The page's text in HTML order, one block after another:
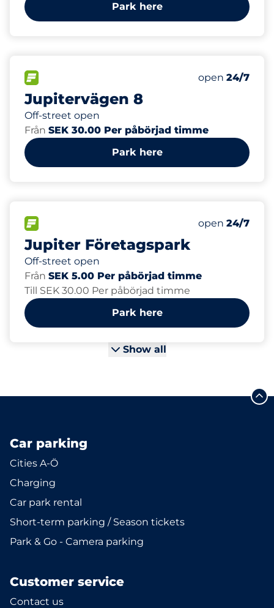
Park here
Jupitervägen 8
Off-street open
Number of
Total Spaces
open 24/7
Från SEK 30.00 Per påbörjad timme
Park here
Jupiter Företagspark
Off-street open
Number of
Total Spaces
open 24/7
Från SEK 5.00 Per påbörjad timme
Till SEK 30.00 Per påbörjad timme
Park here
Show all
Car parking
Cities A-Ö
Charging
Car park rental
Short-term parking / Season tickets
Park & Go - Camera parking
Customer service
Contact us